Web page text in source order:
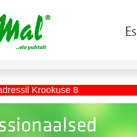
Krookuse 8